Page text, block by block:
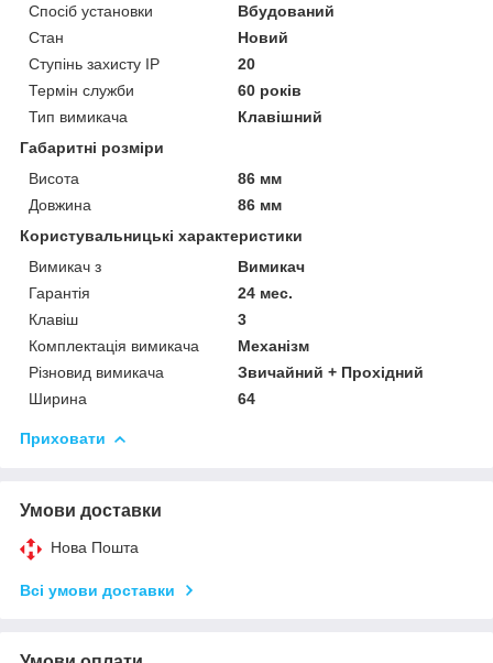
Спосіб установки
Вбудований
Стан
Новий
Ступінь захисту IP
20
Термін служби
60 років
Тип вимикача
Клавішний
Габаритні розміри
Висота
86 мм
Довжина
86 мм
Користувальницькі характеристики
Вимикач з
Вимикач
Гарантія
24 мес.
Клавіш
3
Комплектація вимикача
Механізм
Різновид вимикача
Звичайний + Прохідний
Ширина
64
Приховати
Умови доставки
Нова Пошта
Всі умови доставки